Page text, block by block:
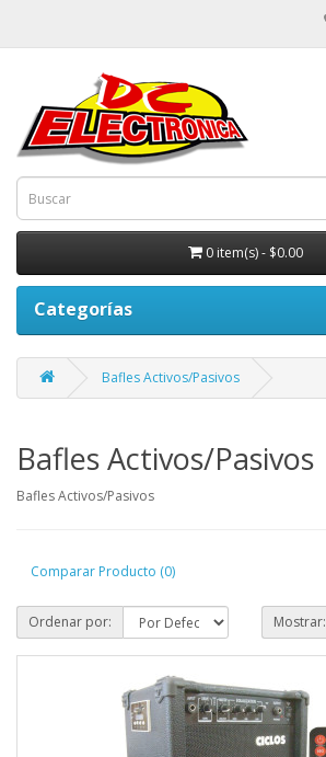
0 item(s) - $0.00
Categorías
Bafles Activos/Pasivos
Bafles Activos/Pasivos
Bafles Activos/Pasivos
Comparar Producto (0)
Ordenar por: Mostrar: